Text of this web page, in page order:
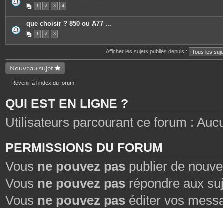
s
1 2 3 4
que choisir ? 850 ou A77 ...
1 2 3
Afficher les sujets publiés depuis :
Nouveau sujet
Revenir à l’index du forum
QUI EST EN LIGNE ?
Utilisateurs parcourant ce forum :
PERMISSIONS DU FORUM
Vous ne pouvez pas publier de
Vous ne pouvez pas répondre aux
Vous ne pouvez pas éditer vos